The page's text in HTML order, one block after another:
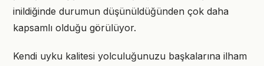
inildiğinde durumun düşünüldüğünden çok daha
kapsamlı olduğu görülüyor.
Kendi uyku kalitesi yolculuğunuzu başkalarına ilham